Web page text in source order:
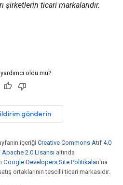
şirketlerin ticari markalarıdır.
oldu mu?
gönderin
içeriği Creative Commons Atıf 4.0
Apache 2.0 Lisansı altında
Google Developers Site Politikaları'na
ortaklarının tescilli ticari markasıdır.